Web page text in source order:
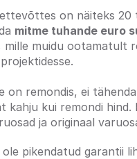
on näiteks 20
mitme tuhande euro
mille muidu ootamatult
on remondis, ei
kahju kui remondi
ja originaal
ole pikendatud garantii